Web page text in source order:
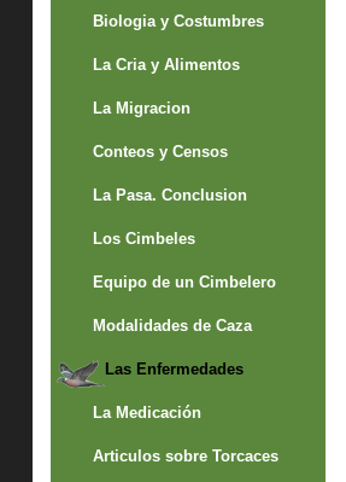
Biologia y Costumbres
La Cria y Alimentos
La Migracion
Conteos y Censos
La Pasa. Conclusion
Los Cimbeles
Equipo de un Cimbelero
Modalidades de Caza
Las Enfermedades
La Medicación
Articulos sobre Torcaces